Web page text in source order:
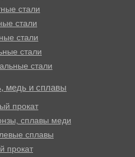
стали
стали
стали
стали
стали
медь и сплавы
прокат
сплавы меди
сплавы
прокат